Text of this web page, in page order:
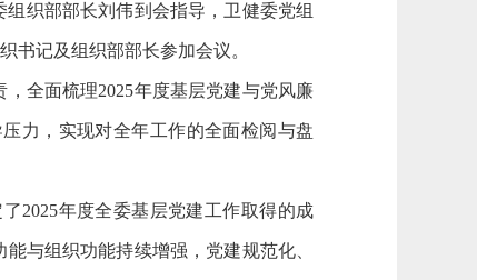
织部部长刘伟到会指导，卫健委党组
书记及组织部部长参加会议。
全面梳理2025年度基层党建与党风廉
力，实现对全年工作的全面检阅与盘
2025年度全委基层党建工作取得的成
与组织功能持续增强，党建规范化、